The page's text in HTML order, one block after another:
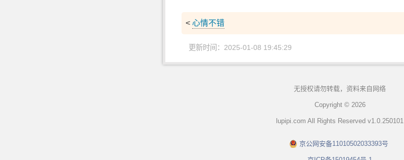
< 心情不错
更新时间：2025-01-08 19:45:29
无授权请勿转载，资料来自网络
Copyright © 2026
lupipi.com All Rights Reserved v1.0.250101
京公网安备11010502033393号